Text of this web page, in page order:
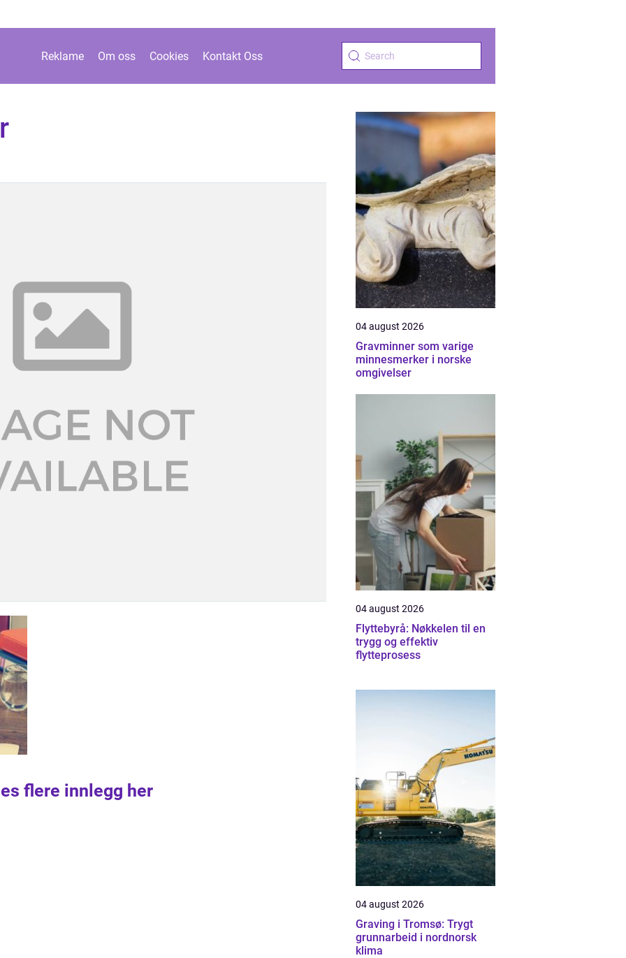
Reklame Om oss Cookies Kontakt Oss
flere innlegg her
04 august 2026
Gravminner som varige
minnesmerker i norske
omgivelser
04 august 2026
Flyttebyrå: Nøkkelen til en
trygg og effektiv
flytteprosess
04 august 2026
Graving i Tromsø: Trygt
grunnarbeid i nordnorsk
klima